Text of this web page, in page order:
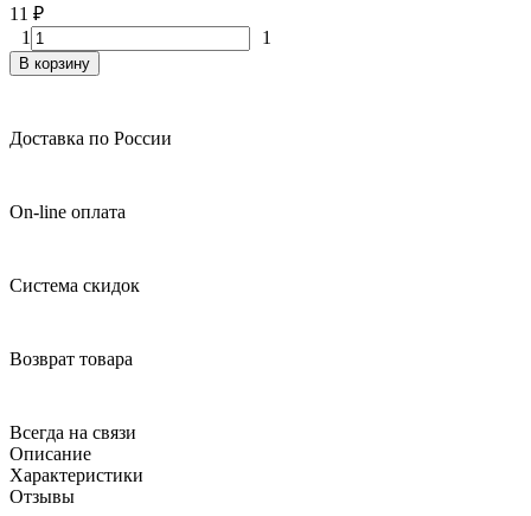
11 ₽
1
1
В корзину
Доставка по России
On-line оплата
Система скидок
Возврат товара
Всегда на связи
Описание
Характеристики
Отзывы